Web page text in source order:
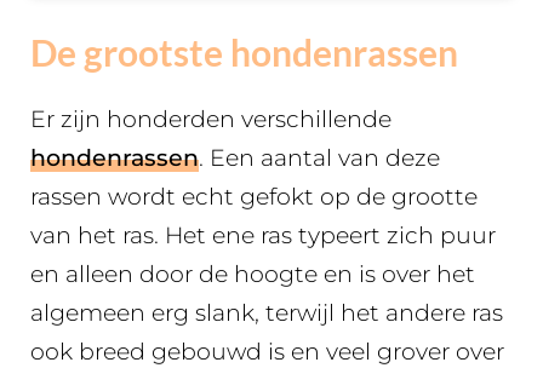
De grootste hondenrassen
Er zijn honderden verschillende
hondenrassen. Een aantal van deze
rassen wordt echt gefokt op de grootte
van het ras. Het ene ras typeert zich puur
en alleen door de hoogte en is over het
algemeen erg slank, terwijl het andere ras
ook breed gebouwd is en veel grover over